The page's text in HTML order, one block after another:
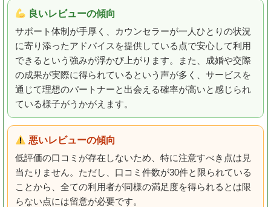
良いレビューの傾向
サポート体制が手厚く、カウンセラーが一人ひとりの状況
に寄り添ったアドバイスを提供している点で安心して利用
できるという強みが浮かび上がります。また、成婚や交際
の成果が実際に得られているという声が多く、サービスを
通じて理想のパートナーと出会える確率が高いと感じられ
ている様子がうかがえます。
悪いレビューの傾向
低評価の口コミが存在しないため、特に注意すべき点は見
当たりません。ただし、口コミ件数が30件と限られている
ことから、全ての利用者が同様の満足度を得られるとは限
らない点には留意が必要です。